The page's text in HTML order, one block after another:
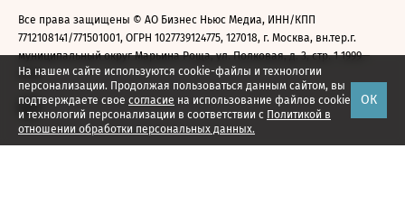
На нашем сайте используются cookie-файлы и технологии
персонализации. Продолжая пользоваться данным сайтом, вы
подтверждаете свое согласие на использование файлов cookie
и технологий персонализации в соответствии с Политикой в
отношении обработки персональных данных.
ОК
Все права защищены © АО Бизнес Ньюс Медиа, ИНН/КПП
7712108141/771501001, ОГРН 1027739124775, 127018, г. Москва, вн.тер.г.
муниципальный округ Марьина Роща, ул. Полковая, д. 3, стр. 1 1999—
2026